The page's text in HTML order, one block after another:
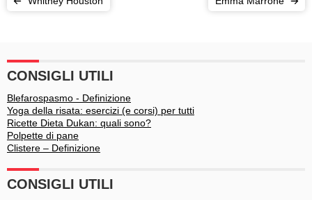
CONSIGLI UTILI
Blefarospasmo - Definizione
Yoga della risata: esercizi (e corsi) per tutti
Ricette Dieta Dukan: quali sono?
Polpette di pane
Clistere – Definizione
CONSIGLI UTILI